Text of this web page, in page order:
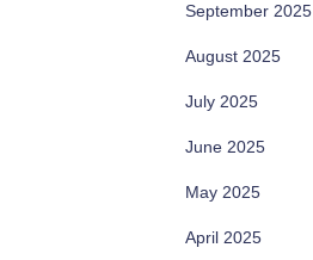
September 2025
August 2025
July 2025
June 2025
May 2025
April 2025